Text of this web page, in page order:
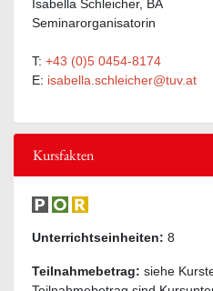
Isabella Schleicher, BA
Seminarorganisatorin
T: +43 (0)5 0454-8174
E: isabella.schleicher@tuv.at
Kursfakten
Unterrichtseinheiten: 8
Teilnahmebetrag: siehe